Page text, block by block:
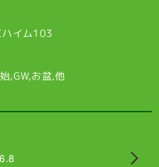
ハイム103
,GW,お盆,他